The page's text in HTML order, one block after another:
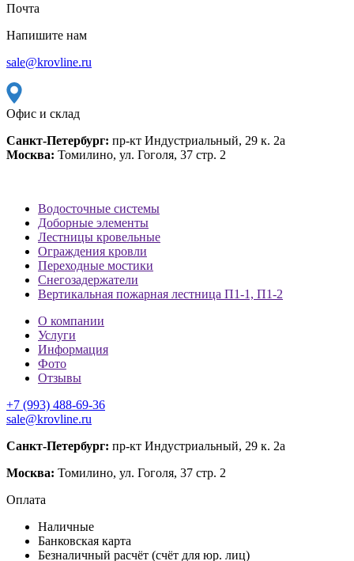
Почта
Напишите нам
sale@krovline.ru
Офис и склад
Санкт-Петербург: пр-кт Индустриальный, 29 к. 2а
Москва: Томилино, ул. Гоголя, 37 стр. 2
Водосточные системы
Доборные элементы
Лестницы кровельные
Ограждения кровли
Переходные мостики
Снегозадержатели
Вертикальная пожарная лестница П1-1, П1-2
О компании
Услуги
Информация
Фото
Отзывы
+7 (993) 488-69-36
sale@krovline.ru
Санкт-Петербург: пр-кт Индустриальный, 29 к. 2а
Москва: Томилино, ул. Гоголя, 37 стр. 2
Оплата
Наличные
Банковская карта
Безналичный расчёт (счёт для юр. лиц)